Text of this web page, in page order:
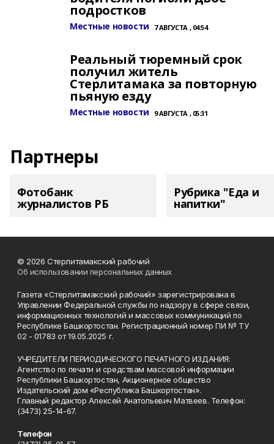
подростков
Местные новости 7 АВГУСТА , 04:54
Реальный тюремный срок
получил житель
Стерлитамака за повторную
пьяную езду
Местные новости 9 АВГУСТА , 05:31
Партнеры
Фотобанк
журналистов РБ
Рубрика "Еда и
напитки"
© 2026 Стерлитамакский рабочий
Об использовании персональных данных
Газета «Стерлитамакский рабочий» зарегистрирована в
Управлении Федеральной службы по надзору в сфере связи,
информационных технологий и массовых коммуникаций по
Республике Башкортостан. Регистрационный номер ПИ № ТУ
02 - 01783 от 19.05.2025 г.
УЧРЕДИТЕЛИ ПЕРИОДИЧЕСКОГО ПЕЧАТНОГО ИЗДАНИЯ:
Агентство по печати и средствам массовой информации
Республики Башкортостан, Акционерное общество
Издательский дом «Республика Башкортостан».
Главный редактор Алексей Анатольевич Матвеев. Телефон:
(3473) 25-14-67.
Телефон